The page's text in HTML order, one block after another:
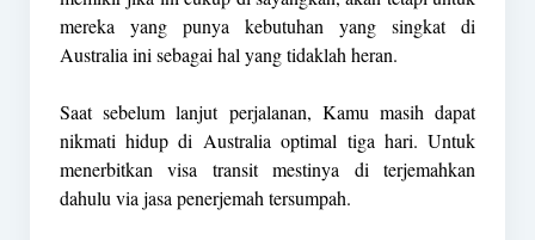
mereka yang punya kebutuhan yang singkat di
Australia ini sebagai hal yang tidaklah heran.
Saat sebelum lanjut perjalanan, Kamu masih dapat
nikmati hidup di Australia optimal tiga hari. Untuk
menerbitkan visa transit mestinya di terjemahkan
dahulu via jasa penerjemah tersumpah.